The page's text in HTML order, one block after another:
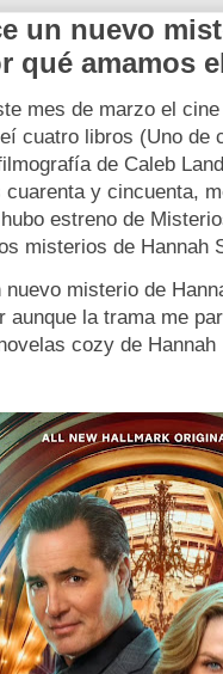
un nuevo
qué amamos
mes de marzo el
cuatro libros (Uno de
de Caleb
cuarenta y cincuenta,
estreno de
misterios de Hannah
misterio de
aunque la trama me
cozy de